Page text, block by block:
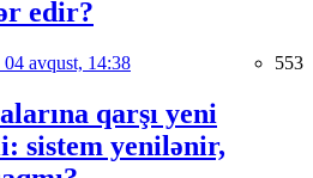
edir?
04 avqust, 14:38 553
qarşı yeni
sistem yenilənir,